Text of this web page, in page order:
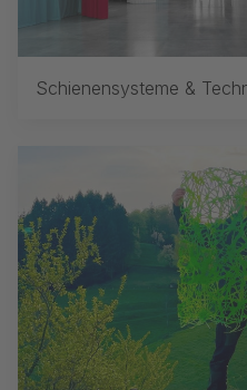
Schienensysteme &